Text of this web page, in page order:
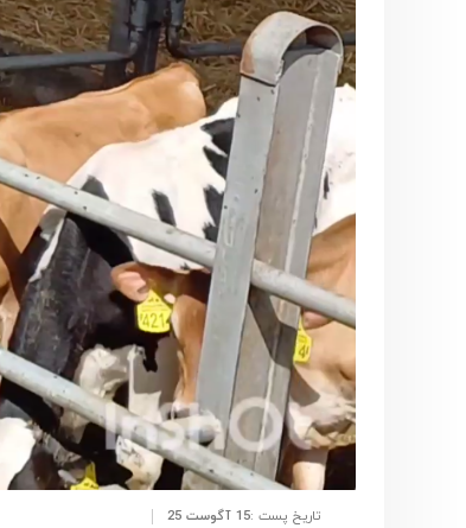
تاریخ پست :15 آگوست 25